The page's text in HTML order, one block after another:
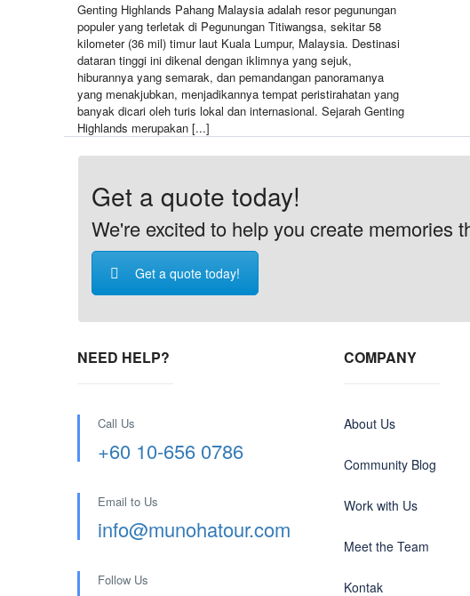
Genting Highlands Pahang Malaysia adalah resor pegunungan
populer yang terletak di Pegunungan Titiwangsa, sekitar 58
kilometer (36 mil) timur laut Kuala Lumpur, Malaysia. Destinasi
dataran tinggi ini dikenal dengan iklimnya yang sejuk,
hiburannya yang semarak, dan pemandangan panoramanya
yang menakjubkan, menjadikannya tempat peristirahatan yang
banyak dicari oleh turis lokal dan internasional. Sejarah Genting
Highlands merupakan [...]
Get a quote today!
We're excited to help you create memories
Get a quote today!
NEED HELP?
Call Us
+60 10-656 0786
Email to Us
info@munohatour.com
Follow Us
COMPANY
About Us
Community Blog
Work with Us
Meet the Team
Kontak